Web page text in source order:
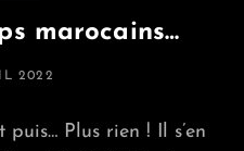
marocains…
2022
Plus rien ! Il s’en